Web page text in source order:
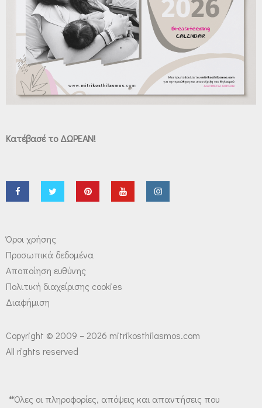
Κατέβασέ το ΔΩΡΕΑΝ!
Όροι χρήσης
Προσωπικά δεδομένα
Αποποίηση ευθύνης
Πολιτική διαχείρισης cookies
Διαφήμιση
Copyright © 2009 – 2026 mitrikosthilasmos.com
All rights reserved
❝Όλες οι πληροφορίες, απόψεις και απαντήσεις που